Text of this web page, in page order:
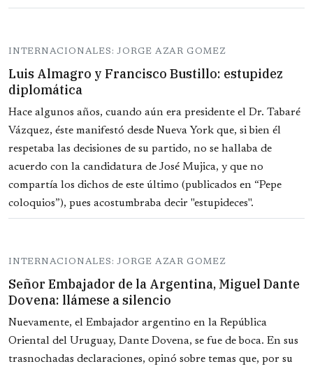
INTERNACIONALES: JORGE AZAR GOMEZ
Luis Almagro y Francisco Bustillo: estupidez
diplomática
Hace algunos años, cuando aún era presidente el Dr. Tabaré
Vázquez, éste manifestó desde Nueva York que, si bien él
respetaba las decisiones de su partido, no se hallaba de
acuerdo con la candidatura de José Mujica, y que no
compartía los dichos de este último (publicados en “Pepe
coloquios”), pues acostumbraba decir "estupideces".
INTERNACIONALES: JORGE AZAR GOMEZ
Señor Embajador de la Argentina, Miguel Dante
Dovena: llámese a silencio
Nuevamente, el Embajador argentino en la República
Oriental del Uruguay, Dante Dovena, se fue de boca. En sus
trasnochadas declaraciones, opinó sobre temas que, por su